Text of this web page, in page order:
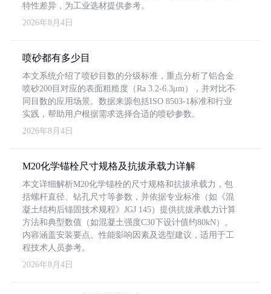
特性差异，为工业选材提供参考。
2026年8月4日
喷砂都有多少目
本文系统介绍了喷砂目数的分级标准，重点分析了铝合金
喷砂200目对应的表面粗糙度（Ra 3.2-6.3μm），并对比不
同目数的应用场景。数据来源包括ISO 8503-1标准和行业
实践，帮助用户根据需求选择合适的喷砂参数。
2026年8月4日
M20化学锚栓尺寸规格及抗拔承载力详解
本文详细解析M20化学锚栓的尺寸规格和抗拔承载力，包
括螺杆直径、钻孔尺寸等参数，并依据专业标准（如《混
凝土结构后锚固技术规程》JGJ 145）提供抗拔承载力计算
方法和典型数值（如混凝土强度C30下设计值约80kN）。
内容涵盖安装要点、性能影响因素及选型建议，适用于工
程技术人员参考。
2026年8月4日